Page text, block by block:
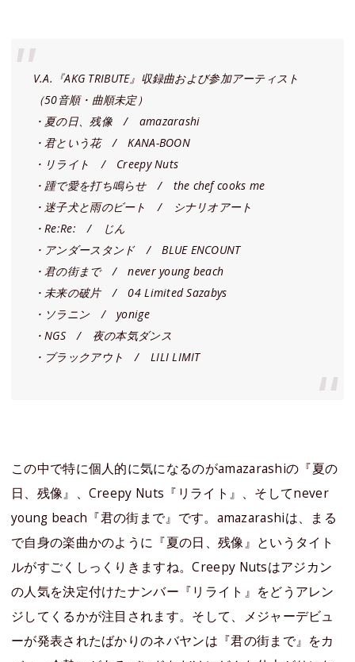
V.A.『AKG TRIBUTE』収録曲および参加アーティスト
（50音順・曲順未定）
・夏の日、残像 / amazarashi
・君という花 / KANA-BOON
・リライト / Creepy Nuts
・踵で愛を打ち鳴らせ / the chef cooks me
・迷子犬と雨のビート / シナリオアート
・Re:Re: / じん
・アンダースタンド / BLUE ENCOUNT
・君の街まで / never young beach
・未来の破片 / 04 Limited Sazabys
・ソラニン / yonige
・NGS / 夜の本気ダンス
・ブラックアウト / LILI LIMIT
この中で特に個人的に気になるのがamazarashiの『夏の
日、残像』、Creepy Nuts『リライト』、そしてnever
young beach『君の街まで』です。amazarashiは、まる
で自身の楽曲かのように『夏の日、残像』というタイト
ルがすごくしっくりきますね。Creepy Nutsはアジカン
の人気を決定付けたナンバー『リライト』をどうアレン
ジしてくるかが注目されます。そして、メジャーデビュ
ーが発表されたばかりのネバヤンは『君の街まで』をカ